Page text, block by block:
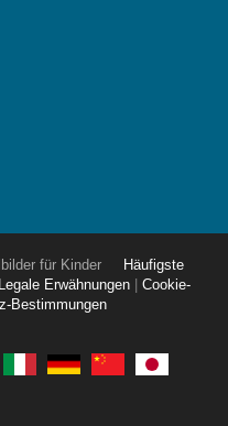
für Kinder
Häufigste
Legale Erwähnungen
Cookie-
Bestimmungen